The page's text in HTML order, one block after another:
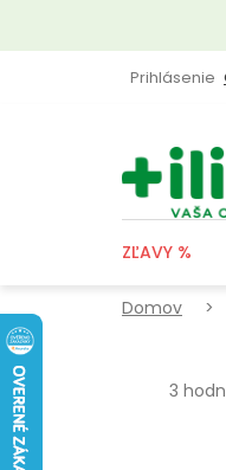
obsah
Prihlásenie
ZĽAVY %
Domov
3